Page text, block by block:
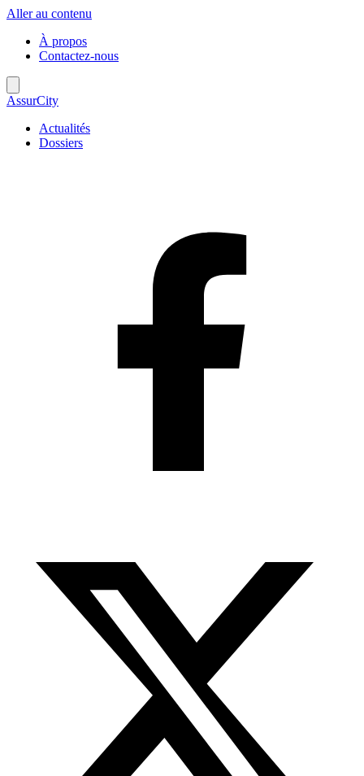
Aller au contenu
À propos
Contactez-nous
AssurCity
Actualités
Dossiers